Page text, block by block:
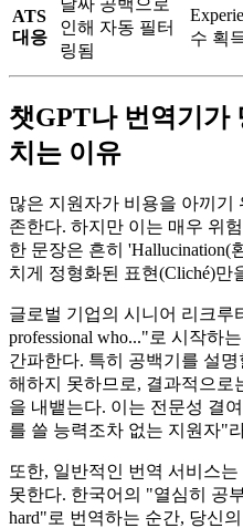
ATS
대응
날짜 공백으로
인해 자동 필터
링됨
수 획
챗GPT나 번역기가
치는 이유
많은 지원자가 비용을 아끼기
존한다. 하지만 이는 매우 위
한 문장은 흔히
치게 정형화된 표현(Cliché)만
글로벌 기업의 시니어 리크루
professional who..."로 시작하
간파한다. 특히 공백기를 설
해하지 못하므로, 결과적으로
을 내뱉는다. 이는 전문성 결
를 쓸 능력조차 없는 지원자"
또한, 일반적인 번역 서비스
못한다. 한국어의 "열심히 공
hard"로 번역하는 순간, 당신